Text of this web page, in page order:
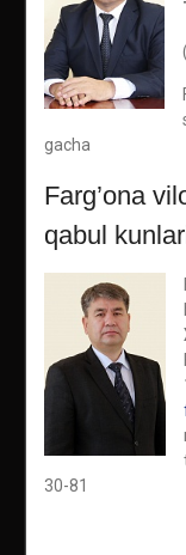
gacha
Farg’ona
qabul
30-81